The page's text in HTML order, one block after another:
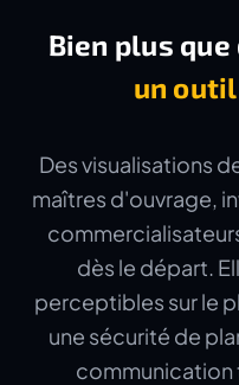
Bien plus
un
Des visualisations
maîtres d'ouvrage,
dès le départ.
perceptibles sur le
une sécurité de
communication